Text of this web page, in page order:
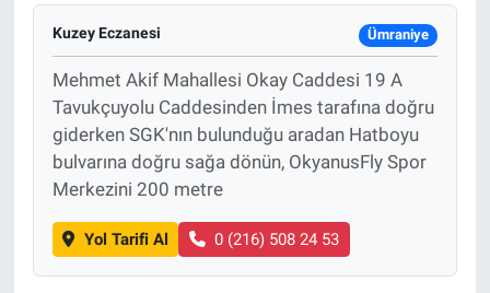
Kuzey Eczanesi Ümraniye
Mehmet Akif Mahallesi Okay Caddesi 19 A
Tavukçuyolu Caddesinden İmes tarafına doğru
giderken SGK'nın bulunduğu aradan Hatboyu
bulvarına doğru sağa dönün, OkyanusFly Spor
Merkezini 200 metre
Yol Tarifi Al 0 (216) 508 24 53